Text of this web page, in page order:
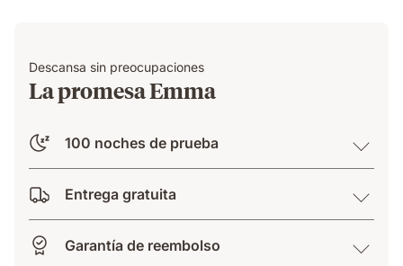
Descansa sin preocupaciones
La promesa Emma
100 noches de prueba
Entrega gratuita
Garantía de reembolso